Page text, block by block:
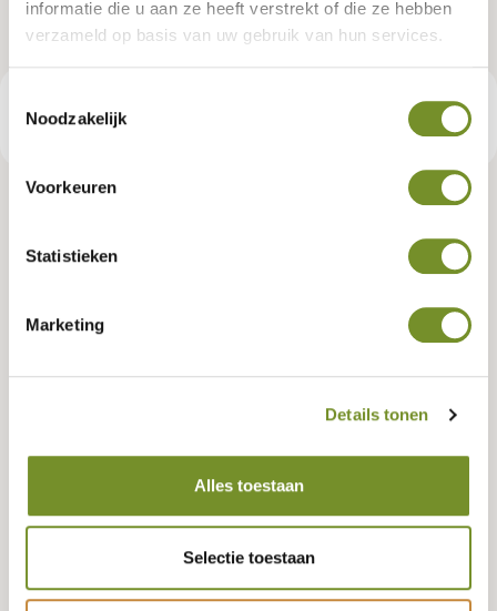
informatie die u aan ze heeft verstrekt of die ze hebben
verzameld op basis van uw gebruik van hun services.
Noodzakelijk
Voorkeuren
Statistieken
Marketing
Details tonen
Alles toestaan
Selectie toestaan
Artikelnummer: P020997
€ 23,95
Geen voorraad, misschien zijn er andere varianten beschikbaar?